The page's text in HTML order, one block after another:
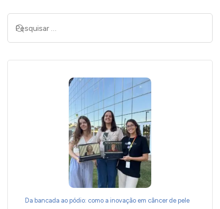
Da bancada ao pódio: como a inovação em câncer de pele